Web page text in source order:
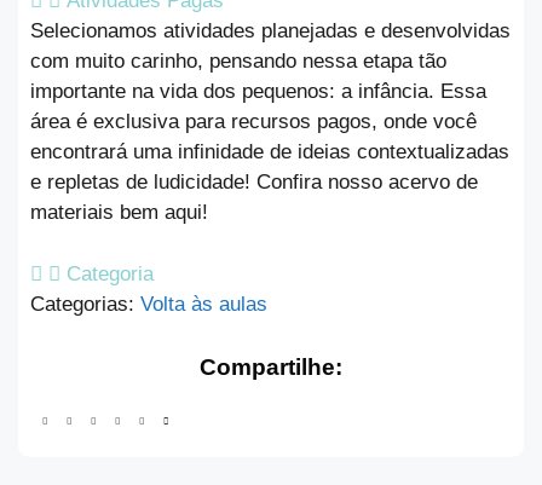
Selecionamos atividades planejadas e desenvolvidas
com muito carinho, pensando nessa etapa tão
importante na vida dos pequenos: a infância. Essa
área é exclusiva para recursos pagos, onde você
encontrará uma infinidade de ideias contextualizadas
e repletas de ludicidade! Confira nosso acervo de
materiais bem aqui!
Categoria
Categorias: Volta às aulas
Compartilhe: